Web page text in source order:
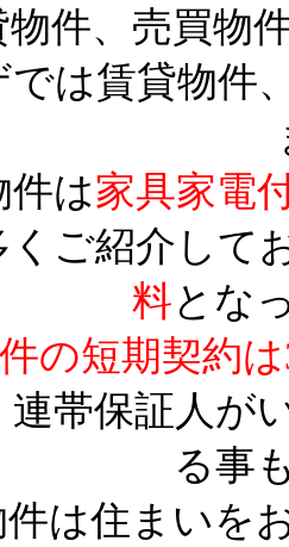
物件、売買物
では賃貸物件
件は家具家電
くご紹介して
料とな
の短期契約
連帯保証人が
る事
件は住まいを